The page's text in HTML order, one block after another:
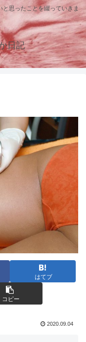
思ったことを綴っていきま
日記
はてブ
コピー
2020.09.04